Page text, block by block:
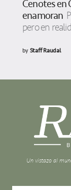
Cenotes en
enamoran
pero en
byStaff Raudal
Un vistazo al